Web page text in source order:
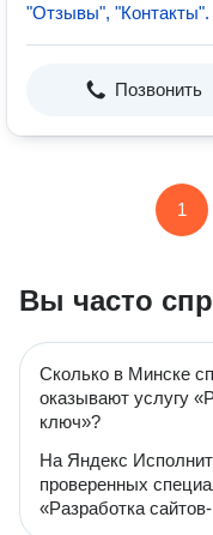
"Отзывы", "Контакты".
Позвонить
1
Вы часто
Сколько в Минске
оказывают услугу
ключ»?
На Яндекс
проверенных
«Разработка